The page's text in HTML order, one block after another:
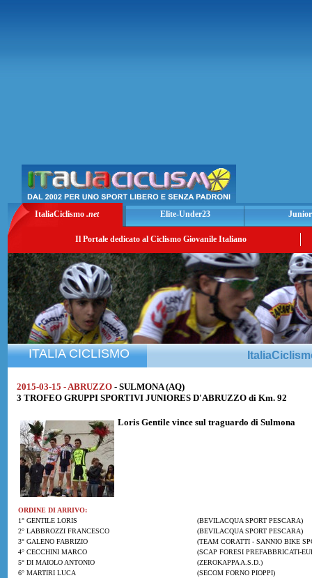
ItaliaCiclismo .net Elite-Under23
Il Portale dedicato al Ciclismo Giovanile Italiano
ITALIA CICLISMO
2015-03-15 - ABRUZZO - SULMONA (AQ)
3 TROFEO GRUPPI SPORTIVI JUNIORES D'ABRUZZO di Km. 92
Loris Gentile vince sul traguardo di Sulmona
ORDINE DI ARRIVO:
1° GENTILE LORIS
(BEVILACQUA SPORT PESCARA)
2° LABBROZZI FRANCESCO
(BEVILACQUA SPORT PESCARA)
3° GALENO FABRIZIO
(TEAM CORATTI - SANNIO BIKE
4° CECCHINI MARCO
(SCAP FORESI PREFABBRICATI-
5° DI MAIOLO ANTONIO
(ZEROKAPPA A.S.D.)
6° MARTIRI LUCA
(SECOM FORNO PIOPPI)